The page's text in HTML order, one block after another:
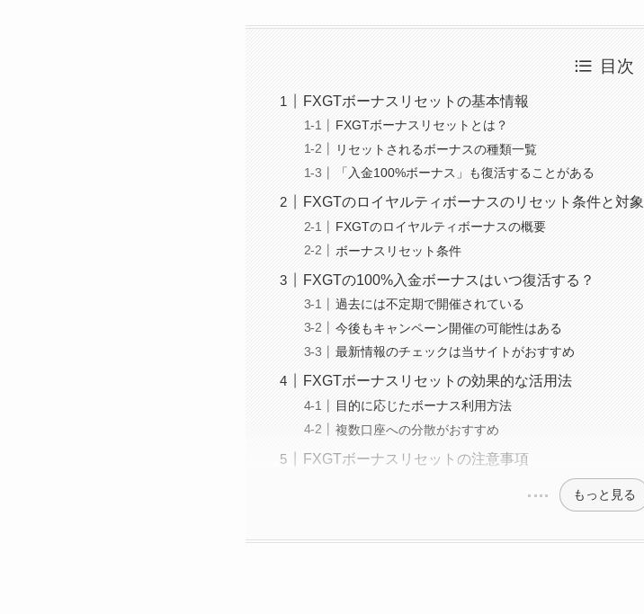
目次
FXGTボーナスリセットの基本情報
FXGTボーナスリセットとは？
リセットされるボーナスの種類一覧
「入金100%ボーナス」も復活することがある
FXGTのロイヤルティボーナスのリセット条件と対象
FXGTのロイヤルティボーナスの概要
ボーナスリセット条件
FXGTの100%入金ボーナスはいつ復活する？
過去には不定期で開催されている
今後もキャンペーン開催の可能性はある
最新情報のチェックは当サイトがおすすめ
FXGTボーナスリセットの効果的な活用法
目的に応じたボーナス利用方法
複数口座への分散がおすすめ
FXGTボーナスリセットの注意事項
もっと見る